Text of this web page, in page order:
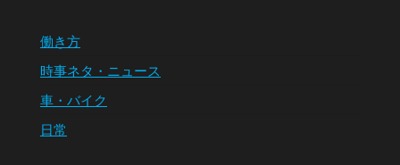
働き方
時事ネタ・ニュース
車・バイク
日常